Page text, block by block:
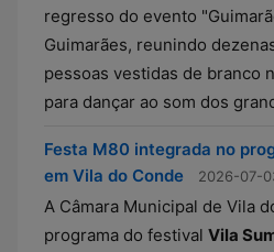
regresso do evento
Guimarães, reunindo
pessoas vestidas de branco
para dançar ao som dos
Festa M80 integrada no
em Vila do Conde
2026-07-
A Câmara Municipal de Vila
programa do festival Vila